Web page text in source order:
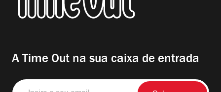
A Time Out na sua caixa de entrada
Insira